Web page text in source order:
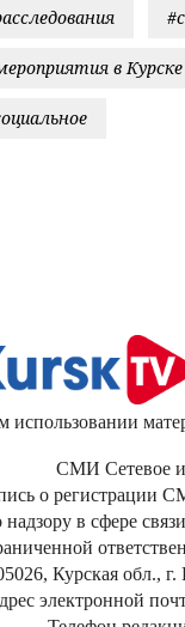
в Курске
СМИ Сетевое
о
в сфере
Курская обл.,
электронной